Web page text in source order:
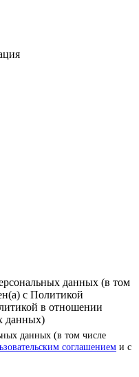
данных (в том
с Политикой
в отношении
данных)
данных (в том числе
соглашением и с